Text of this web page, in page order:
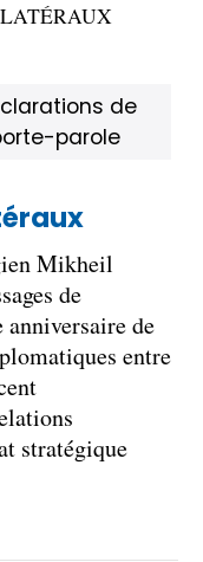
Mikheil
de
de
entre
stratégique
de
parole